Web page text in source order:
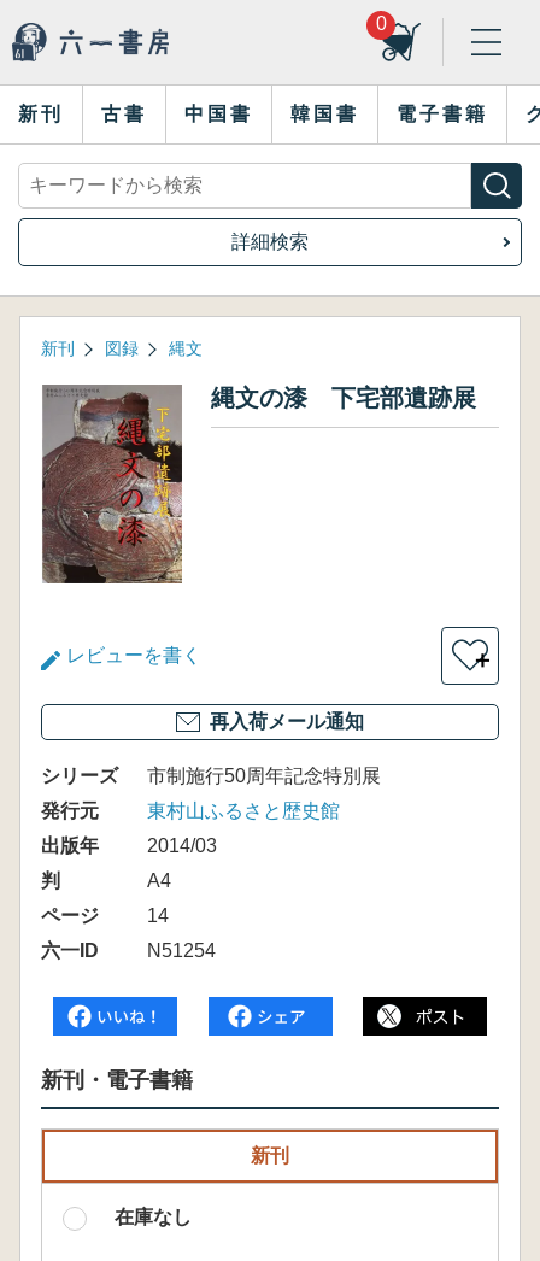
0
新刊 古書 中国書 韓国書 電子書籍
詳細検索
新刊 図録 縄文
縄文の漆 下宅部遺跡展
レビューを書く ＋
再入荷メール通知
シリーズ
市制施行50周年記念特別展
発行元
東村山ふるさと歴史館
出版年
2014/03
判
A4
ページ
14
六一ID
N51254
新刊・電子書籍
新刊
在庫なし